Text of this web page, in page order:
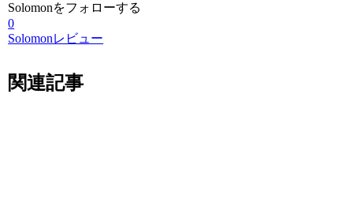
Solomonをフォローする
0
Solomonレビュー
関連記事